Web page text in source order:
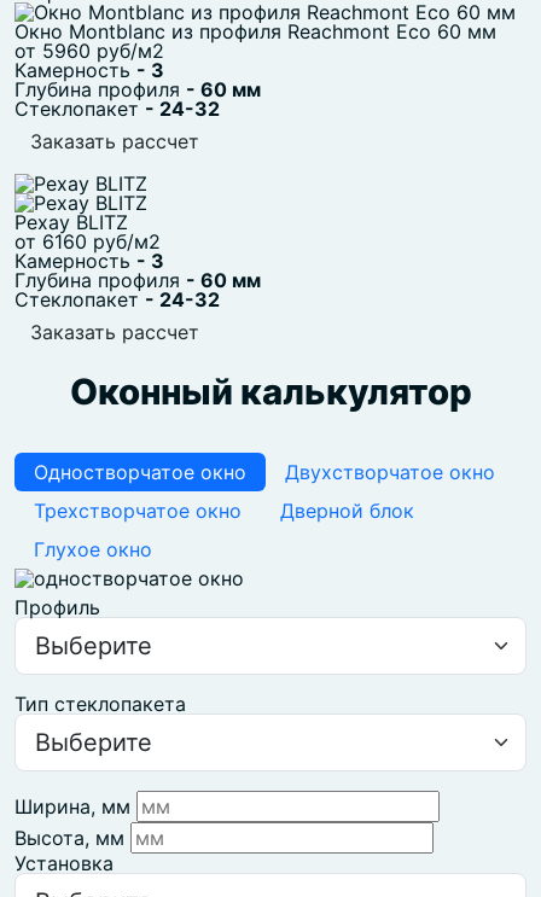
Окно Montblanc из профиля Reachmont Eco 60 мм
от 5960 руб/м2
Камерность - 3
Глубина профиля - 60 мм
Стеклопакет - 24-32
Заказать рассчет
Рехау BLITZ
от 6160 руб/м2
Камерность - 3
Глубина профиля - 60 мм
Стеклопакет - 24-32
Заказать рассчет
Оконный калькулятор
Одностворчатое окно
Двухстворчатое окно
Трехстворчатое окно
Дверной блок
Глухое окно
Профиль
Тип стеклопакета
Ширина, мм
Высота, мм
Установка